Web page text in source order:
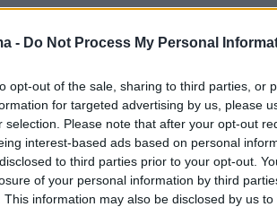
- Do Not Process My Personal
opt-out of the sale, sharing to third parties, or
for targeted advertising by us, please
selection. Please note that after your opt-out
interest-based ads based on personal
to third parties prior to your opt-out.
of your personal information by third
This information may also be disclosed by us
ηΚΥΑπροβλέπει ότι η ΑΑΔΕ
διαθέσιμη πληροφορία για
και το ύψος του
προηγούμενου έτους,
Σε περίπτωση ύπαρξης
ποσό της επιδότησης δεν θα
ενοίκιο του